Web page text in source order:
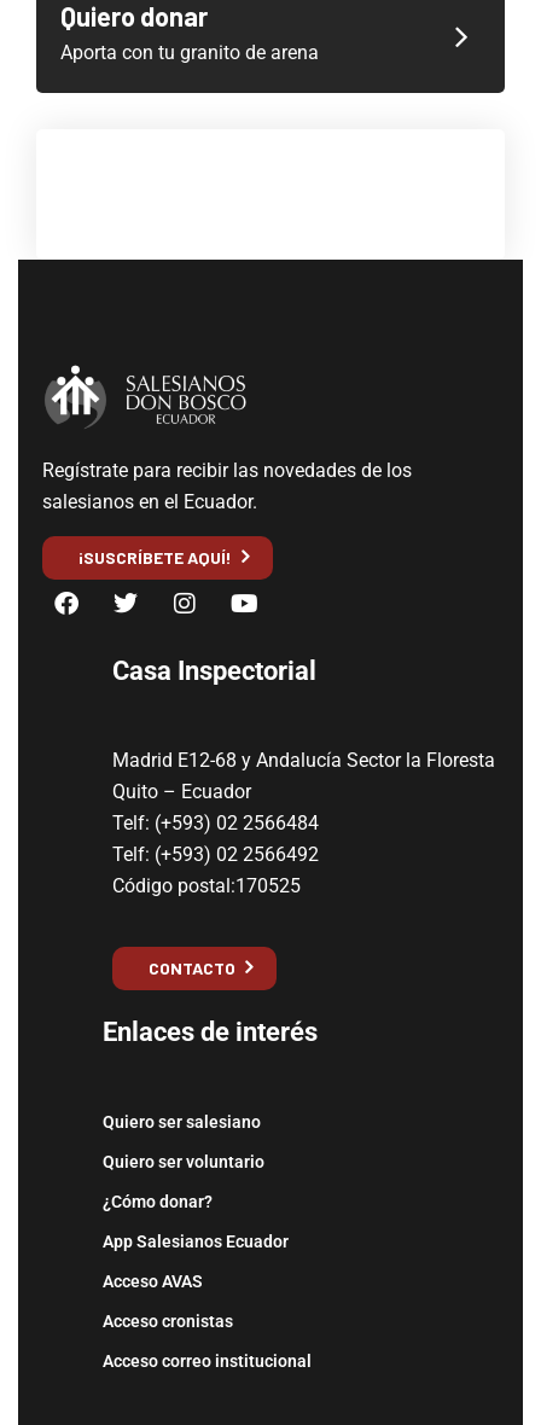
Quiero donar
Aporta con tu granito de arena
Regístrate para recibir las novedades de los
salesianos en el Ecuador.
¡SUSCRÍBETE AQUÍ!
Casa Inspectorial
Madrid E12-68 y Andalucía Sector la Floresta
Quito – Ecuador
Telf: (+593) 02 2566484
Telf: (+593) 02 2566492
Código postal:170525
CONTACTO
Enlaces de interés
Quiero ser salesiano
Quiero ser voluntario
¿Cómo donar?
App Salesianos Ecuador
Acceso AVAS
Acceso cronistas
Acceso correo institucional